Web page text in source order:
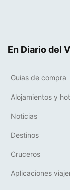
En Diario del
Guías de compra
Alojamientos y
Noticias
Destinos
Cruceros
Aplicaciones